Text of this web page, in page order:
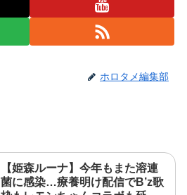
ホロタメ編集部
【姫森ルーナ】今年もまた溶連
菌に感染…療養明け配信でB’z歌